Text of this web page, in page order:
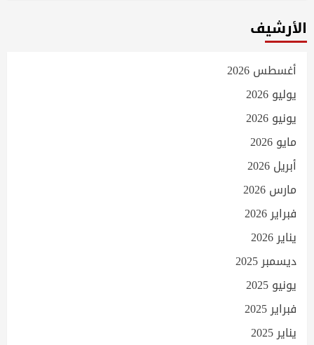
الأرشيف
أغسطس 2026
يوليو 2026
يونيو 2026
مايو 2026
أبريل 2026
مارس 2026
فبراير 2026
يناير 2026
ديسمبر 2025
يونيو 2025
فبراير 2025
يناير 2025